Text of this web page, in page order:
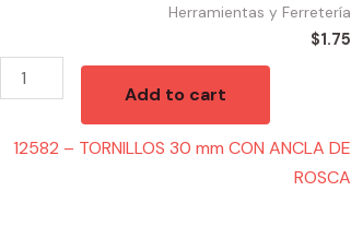
Herramientas y Ferretería
$1.75
Add to cart
12582 – TORNILLOS 30 mm CON ANCLA DE
ROSCA